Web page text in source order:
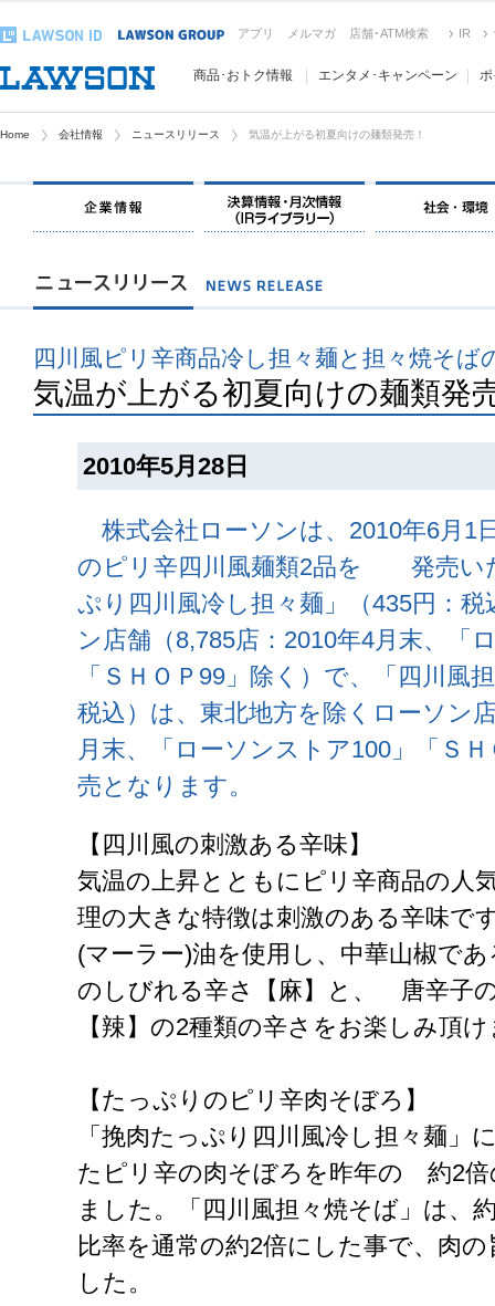
アプリ メルマガ 店舗･ATM検索 IR
商品･おトク情報 エンタメ･キャンペーン
Home 会社情報 ニュースリリース 気温が上がる初夏向けの麺類発売！
四川風ピリ辛商品冷し担々麺と担々焼そば
気温が上がる初夏向けの麺類発
2010年5月28日
株式会社ローソンは、2010年6月1
のピリ辛四川風麺類2品を 発売い
ぷり四川風冷し担々麺」（435円：
ン店舗（8,785店：2010年4月末、「
「ＳＨＯＰ99」除く）で、「四川風
税込）は、東北地方を除くローソン
月末、「ローソンストア100」「Ｓ
売となります。
【四川風の刺激ある辛味】
気温の上昇とともにピリ辛商品の人
理の大きな特徴は刺激のある辛味で
(マーラー)油を使用し、中華山椒で
のしびれる辛さ【麻】と、 唐辛子
【辣】の2種類の辛さをお楽しみ頂
【たっぷりのピリ辛肉そぼろ】
「挽肉たっぷり四川風冷し担々麺」
たピリ辛の肉そぼろを昨年の 約2倍
ました。「四川風担々焼そば」は、
比率を通常の約2倍にした事で、肉
した。